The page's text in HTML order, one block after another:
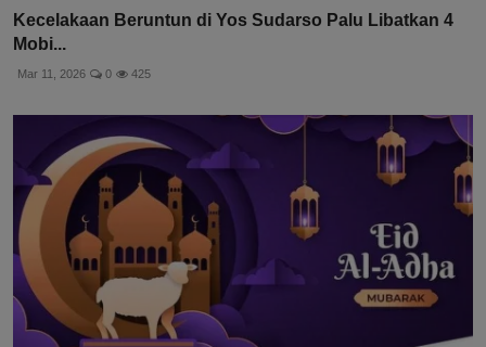
Kecelakaan Beruntun di Yos Sudarso Palu Libatkan 4
Mobi...
Mar 11, 2026 0 425